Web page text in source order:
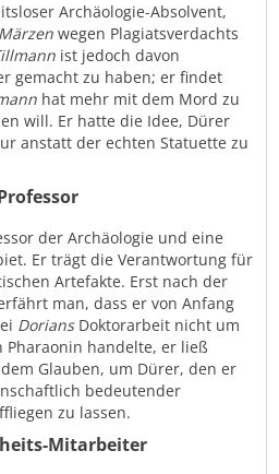
Archäologie-Absolvent,
Märzen wegen Plagiatsverdachts
ist jedoch davon
gemacht zu haben; er findet
hat mehr mit dem Mord zu
will. Er hatte die Idee, Dürer
anstatt der echten Statuette zu
der Archäologie und eine
Er trägt die Verantwortung für
Artefakte. Erst nach der
man, dass er von Anfang
Dorians Doktorarbeit nicht um
Pharaonin handelte, er ließ
Glauben, um Dürer, den er
bedeutender
zu lassen.
Mitarbeiter